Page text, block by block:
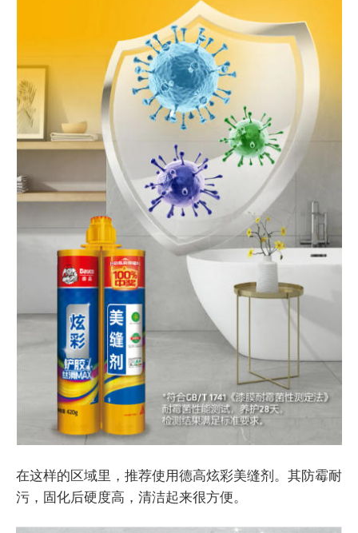
在这样的区域里，推荐使用德高炫彩美缝剂。其防霉耐
污，固化后硬度高，清洁起来很方便。